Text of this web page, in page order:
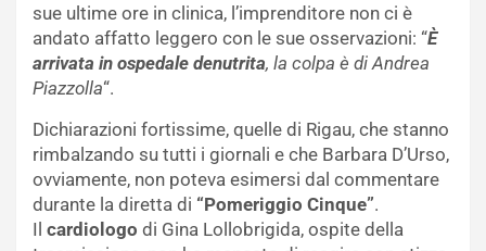
sue ultime ore in clinica, l’imprenditore non ci è
andato affatto leggero con le sue osservazioni: “È
arrivata in ospedale denutrita, la colpa è di Andrea
Piazzolla“.
Dichiarazioni fortissime, quelle di Rigau, che stanno
rimbalzando su tutti i giornali e che Barbara D’Urso,
ovviamente, non poteva esimersi dal commentare
durante la diretta di “Pomeriggio Cinque”.
Il cardiologo di Gina Lollobrigida, ospite della